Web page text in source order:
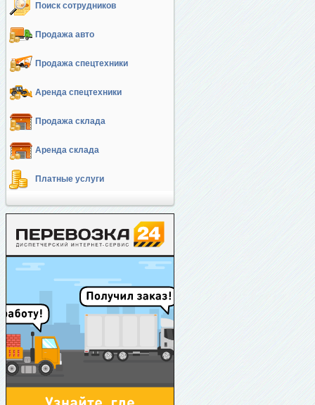
Поиск сотрудников
Продажа авто
Продажа спецтехники
Аренда спецтехники
Продажа склада
Аренда склада
Платные услуги